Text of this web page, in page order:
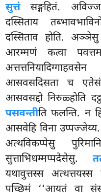
सुत्तंसङ्गहितं.
दस्सिताय
दस्सिताव होति.
आरम्मणं कत्वा
आसवसदिसता च
आसवसद्दो निरुळ्होति
पसवन्तीति फलन्ति. न
आसवेहि विना उप्पज्जेय्य.
अत्थविकप्पेसु
सुत्ताभिधम्मप्पदेसेसु.
यथावुत्तस्स अत्थत्तयस्स
पच्छिमं ‘‘आयतं वा